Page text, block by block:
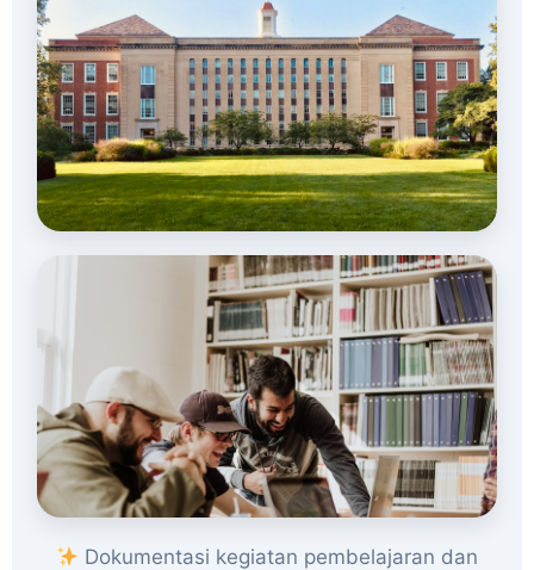
Dokumentasi kegiatan pembelajaran dan